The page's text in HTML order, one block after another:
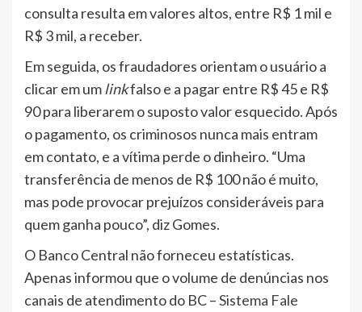
consulta resulta em valores altos, entre R$ 1 mil e
R$ 3 mil, a receber.
Em seguida, os fraudadores orientam o usuário a
clicar em umlinkfalso e a pagar entre R$ 45 e R$
90 para liberarem o suposto valor esquecido. Após
o pagamento, os criminosos nunca mais entram
em contato, e a vítima perde o dinheiro. “Uma
transferência de menos de R$ 100 não é muito,
mas pode provocar prejuízos consideráveis para
quem ganha pouco”, diz Gomes.
O Banco Central não forneceu estatísticas.
Apenas informou que o volume de denúncias nos
canais de atendimento do BC –Sistema Fale